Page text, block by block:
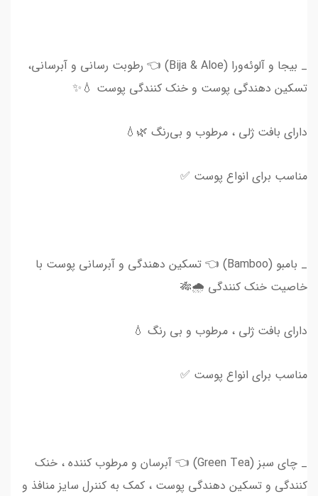
_ بیجا و آلوئه‌ورا (Bija & Aloe) 👈 رطوبت رسانی و آبرسانی،
تسکین دهندگی پوست‌ و خنک کنندگی پوست 💧✨
دارای بافت ژلی ، مرطوب و بی‌رنگ 🌿💧
مناسب برای انواع پوست ✅
_ بامبو (Bamboo) 👈 تسکین دهندگی و آبرسانی پوست با
خاصیت خنک کنندگی 🌧🎋
دارای بافت ژلی ، مرطوب و بی رنگ 💧
مناسب برای انواع پوست ✅
_ چای سبز (Green Tea) 👈 آبرسان و مرطوب کننده ، خنک
کنندگی و تسکین دهندگی پوست ، کمک به کننرل سایز منافذ و